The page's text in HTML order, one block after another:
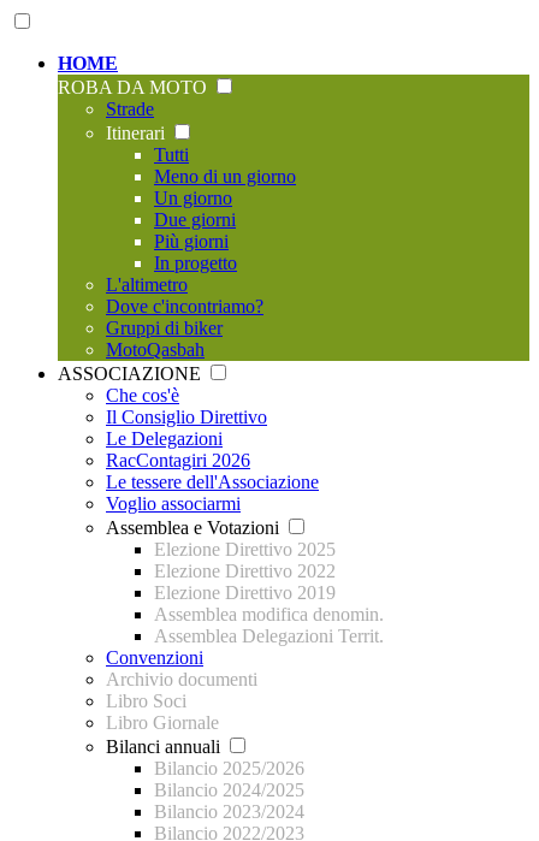
HOME
ROBA DA MOTO
Strade
Itinerari
Tutti
Meno di un giorno
Un giorno
Due giorni
Più giorni
In progetto
L'altimetro
Dove c'incontriamo?
Gruppi di biker
MotoQasbah
ASSOCIAZIONE
Che cos'è
Il Consiglio Direttivo
Le Delegazioni
RacContagiri 2026
Le tessere dell'Associazione
Voglio associarmi
Assemblea e Votazioni
Elezione Direttivo 2025
Elezione Direttivo 2022
Elezione Direttivo 2019
Assemblea modifica denomin.
Assemblea Delegazioni Territ.
Convenzioni
Archivio documenti
Libro Soci
Libro Giornale
Bilanci annuali
Bilancio 2025/2026
Bilancio 2024/2025
Bilancio 2023/2024
Bilancio 2022/2023